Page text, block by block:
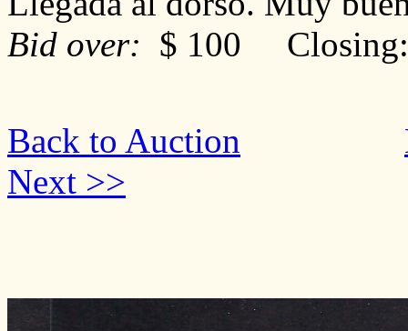
Bid over: $ 100 Closing:
Back to Auction
Next >>